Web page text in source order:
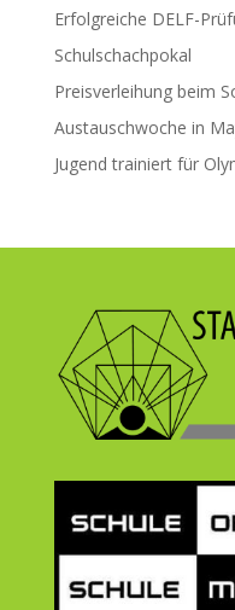
Erfolgreiche DELF-
Schulschachpokal
Preisverleihung beim
Austauschwoche in
Jugend trainiert für